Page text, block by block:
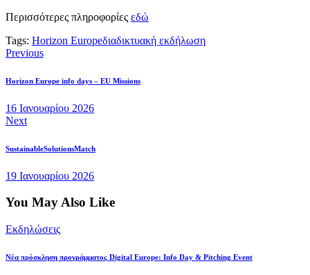
Περισσότερες πληροφορίες εδώ
Tags: Horizon Europeδιαδικτυακή εκδήλωση
Πλοήγηση
άρθρων
Previous
Horizon Europe info days – EU Missions
16 Ιανουαρίου 2026
Next
SustainableSolutionsMatch
19 Ιανουαρίου 2026
You May Also Like
Εκδηλώσεις
Νέα πρόσκληση προγράμματος Digital Europe: Info Day & Pitching Event